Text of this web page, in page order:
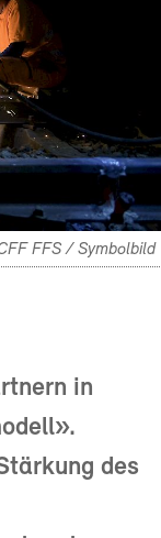
FFS / Symbolbild
in
des